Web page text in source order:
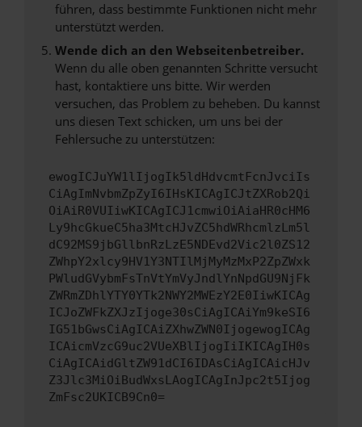
führen, dass bestimmte Funktionen nicht mehr
unterstützt werden.
Wende dich an den Webseitenbetreiber.
Wenn du alle oben genannten Schritte versucht
hast, kontaktiere uns bitte. Wir werden
versuchen, das Problem zu beheben. Du kannst
uns diesen Text schicken, um uns bei der
Fehlersuche zu unterstützen:
ewogICJuYW1lIjogIk5ldHdvcmtFcnJvciIs
CiAgImNvbmZpZyI6IHsKICAgICJtZXRob2Qi
OiAiR0VUIiwKICAgICJ1cmwiOiAiaHR0cHM6
Ly9hcGkueC5ha3MtcHJvZC5hdWRhcmlzLm5l
dC92MS9jbGllbnRzLzE5NDEvd2Vic2l0ZS12
ZWhpY2xlcy9HV1Y3NTIlMjMyMzMxP2ZpZWxk
PWludGVybmFsTnVtYmVyJndlYnNpdGU9NjFk
ZWRmZDhlYTY0YTk2NWY2MWEzY2E0IiwKICAg
ICJoZWFkZXJzIjoge30sCiAgICAiYm9keSI6
IG51bGwsCiAgICAiZXhwZWN0IjogewogICAg
ICAicmVzcG9uc2VUeXBlIjogIiIKICAgIH0s
CiAgICAidGltZW91dCI6IDAsCiAgICAicHJv
Z3Jlc3MiOiBudWxsLAogICAgInJpc2t5Ijog
ZmFsc2UKICB9Cn0=